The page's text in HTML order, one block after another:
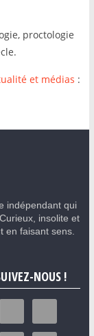
proctologie
et médias :
indépendant qui
insolite et
en faisant sens.
NOUS !